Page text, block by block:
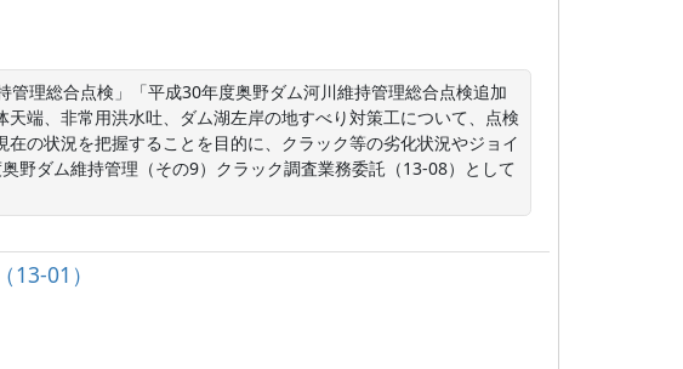
理総合点検」「平成30年度奥野ダム河川維持管理総合点検追加
端、非常用洪水吐、ダム湖左岸の地すべり対策工について、点検
の状況を把握することを目的に、クラック等の劣化状況やジョイ
野ダム維持管理（その9）クラック調査業務委託（13-08）として
01）